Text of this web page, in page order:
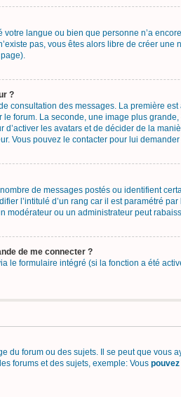
langue ou bien que personne n’a
pas, vous êtes alors libre de créer une
?
consultation des messages. La première
forum. La seconde, une image plus
d’activer les avatars et de décider de la
Vous pouvez le contacter pour lui
de messages postés ou identifient
l’intitulé d’un rang car il est paramétré
modérateur ou un administrateur peut
de me connecter ?
le formulaire intégré (si la fonction a été
forum ou des sujets. Il se peut que vous
forums et des sujets, exemple: Vous pouvez